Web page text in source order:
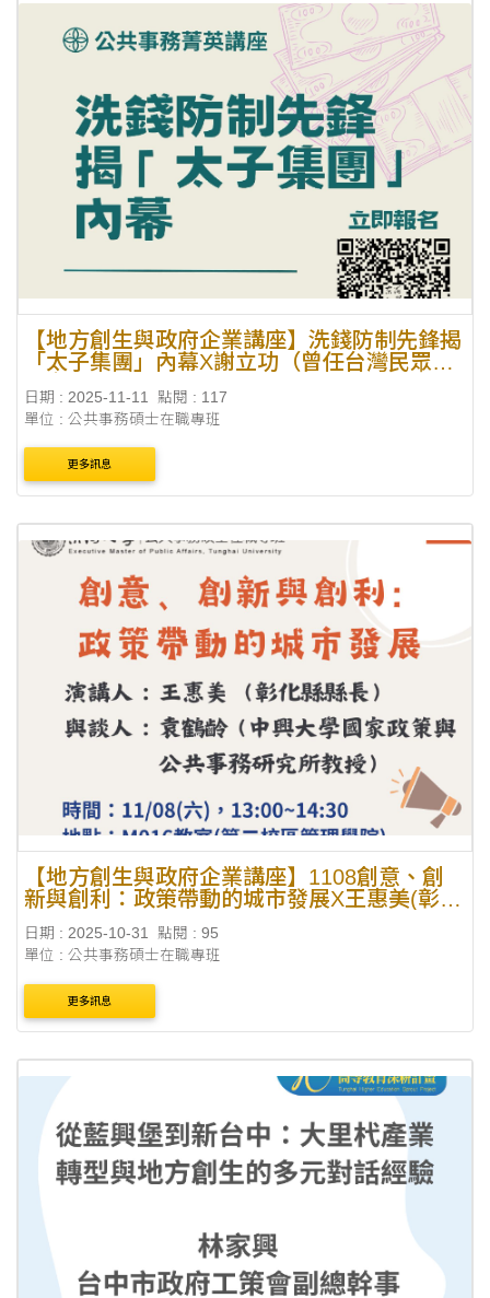
【地方創生與政府企業講座】洗錢防制先鋒揭
「太子集團」內幕X謝立功（曾任台灣民眾黨
日期 : 2025-11-11
點閱 : 117
單位 : 公共事務碩士在職專班
更多訊息
【地方創生與政府企業講座】1108創意、創
新與創利：政策帶動的城市發展X王惠美(彰化
縣縣長)
日期 : 2025-10-31
點閱 : 95
單位 : 公共事務碩士在職專班
更多訊息